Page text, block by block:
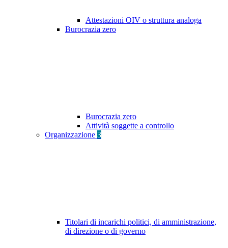
Attestazioni OIV o struttura analoga
Burocrazia zero
Burocrazia zero
Attività soggette a controllo
Organizzazione 3
Titolari di incarichi politici, di amministrazione,
di direzione o di governo